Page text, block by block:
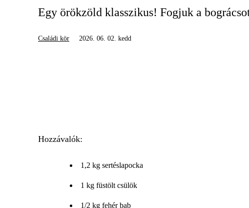
Egy örökzöld klasszikus! Fogjuk a
Családi kör 2026. 06. 02. kedd
Hozzávalók:
1,2 kg sertéslapocka
1 kg füstölt csülök
1/2 kg fehér bab